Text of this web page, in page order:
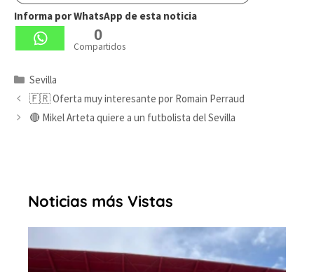
Informa por WhatsApp de esta noticia
0
Compartidos
Categorías
Sevilla
🇫🇷 Oferta muy interesante por Romain Perraud
🔴 Mikel Arteta quiere a un futbolista del Sevilla
Noticias más Vistas